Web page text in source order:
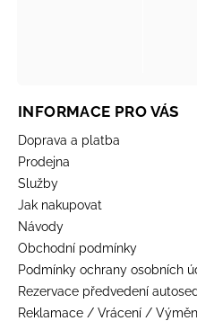
INFORMACE PRO VÁS
Doprava a platba
Prodejna
Služby
Jak nakupovat
Návody
Obchodní podmínky
Podmínky ochrany osobních
Rezervace předvedení
Reklamace / Vrácení /